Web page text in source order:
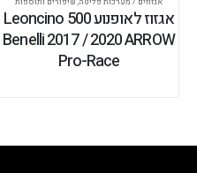
אגזוז לאופנוע Leoncino 500
Benelli 2017 / 2020 ARROW
Pro-Race